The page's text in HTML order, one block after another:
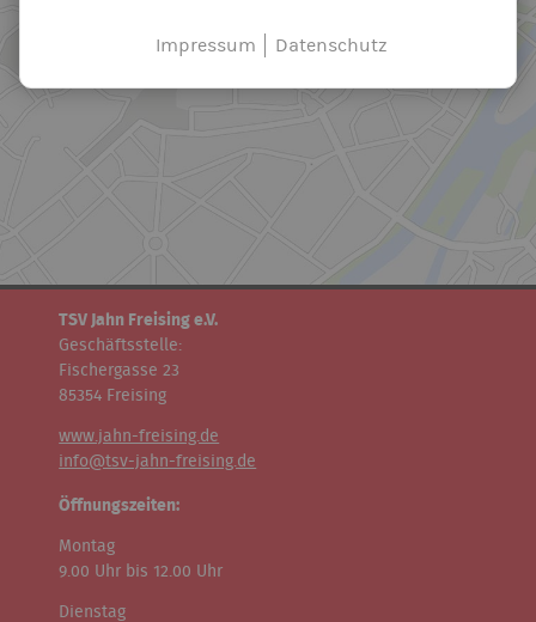
TSV Jahn Freising e.V.
Geschäftsstelle:
Fischergasse 23
85354 Freising
www.jahn-freising.de
info@tsv-jahn-freising.de
Öffnungszeiten:
Montag
9.00 Uhr bis 12.00 Uhr
Dienstag
Impressum Datenschutz